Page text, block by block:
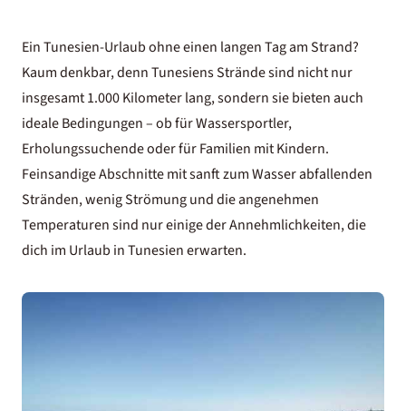
Ein Tunesien-Urlaub ohne einen langen Tag am Strand?
Kaum denkbar, dennTunesiens Strändesind nicht nur
insgesamt 1.000 Kilometer lang, sondern sie bieten auch
ideale Bedingungen – ob für Wassersportler,
Erholungssuchende oder für Familien mit Kindern.
Feinsandige Abschnitte mit sanft zum Wasser abfallenden
Stränden, wenig Strömung und die angenehmen
Temperaturen sind nur einige der Annehmlichkeiten, die
dich im Urlaub in Tunesien erwarten.